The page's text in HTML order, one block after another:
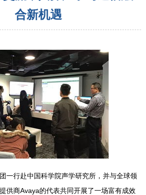
合新机遇
一行赴中国科学院声学研究所，并与全球领
供商Avaya的代表共同开展了一场富有成效